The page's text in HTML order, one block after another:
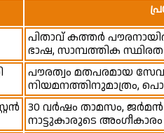
പിതാവ് കത്തർ
ഭാഷ, സാമ്പത്തിക സ്ഥിരത
പൗരത്വം മതപരമായ
നിയമനത്തിനുമാത്രം,
30 വർഷം താമസം,
നാട്ടുകാരുടെ അംഗീകാരം